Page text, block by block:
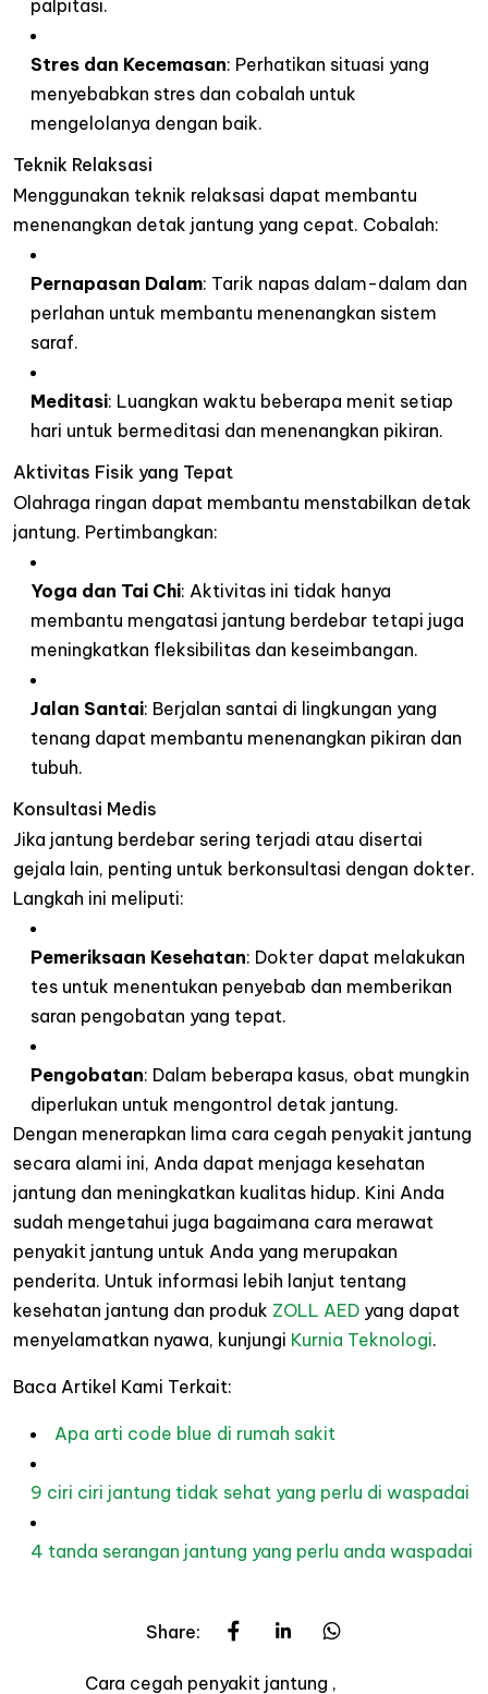
palpitasi.
Stres dan Kecemasan: Perhatikan situasi yang
menyebabkan stres dan cobalah untuk
mengelolanya dengan baik.
Teknik Relaksasi
Menggunakan teknik relaksasi dapat membantu
menenangkan detak jantung yang cepat. Cobalah:
Pernapasan Dalam: Tarik napas dalam-dalam dan
perlahan untuk membantu menenangkan sistem
saraf.
Meditasi: Luangkan waktu beberapa menit setiap
hari untuk bermeditasi dan menenangkan pikiran.
Aktivitas Fisik yang Tepat
Olahraga ringan dapat membantu menstabilkan detak
jantung. Pertimbangkan:
Yoga dan Tai Chi: Aktivitas ini tidak hanya
membantu mengatasi jantung berdebar tetapi juga
meningkatkan fleksibilitas dan keseimbangan.
Jalan Santai: Berjalan santai di lingkungan yang
tenang dapat membantu menenangkan pikiran dan
tubuh.
Konsultasi Medis
Jika jantung berdebar sering terjadi atau disertai
gejala lain, penting untuk berkonsultasi dengan dokter.
Langkah ini meliputi:
Pemeriksaan Kesehatan: Dokter dapat melakukan
tes untuk menentukan penyebab dan memberikan
saran pengobatan yang tepat.
Pengobatan: Dalam beberapa kasus, obat mungkin
diperlukan untuk mengontrol detak jantung.
Dengan menerapkan lima cara cegah penyakit jantung
secara alami ini, Anda dapat menjaga kesehatan
jantung dan meningkatkan kualitas hidup. Kini Anda
sudah mengetahui juga bagaimana cara merawat
penyakit jantung untuk Anda yang merupakan
penderita. Untuk informasi lebih lanjut tentang
kesehatan jantung dan produk ZOLL AED yang dapat
menyelamatkan nyawa, kunjungi Kurnia Teknologi.
Baca Artikel Kami Terkait:
Apa arti code blue di rumah sakit
9 ciri ciri jantung tidak sehat yang perlu di waspadai
4 tanda serangan jantung yang perlu anda waspadai
Share:
Cara cegah penyakit jantung